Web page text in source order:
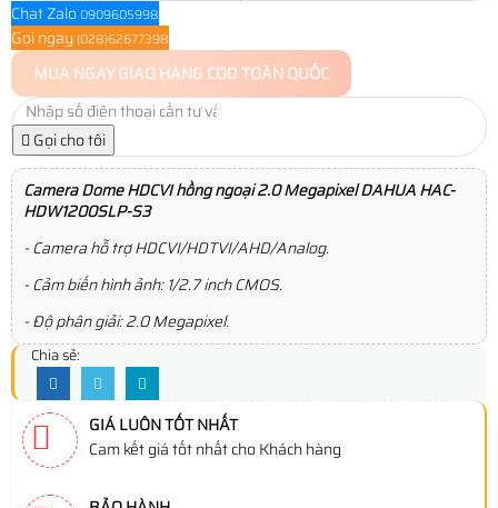
Chat Zalo 0909605998
Gọi ngay (028)62677398
MUA NGAYGIAO HÀNG COD TOÀN QUỐC
Gọi cho tôi
Camera Dome HDCVI hồng ngoại 2.0 Megapixel DAHUA HAC-
HDW1200SLP-S3
- Camera hỗ trợ HDCVI/HDTVI/AHD/Analog.
- Cảm biến hình ảnh: 1/2.7 inch CMOS.
- Độ phân giải: 2.0 Megapixel.
Chia sẻ:
GIÁ LUÔN TỐT NHẤT
Cam kết giá tốt nhất cho Khách hàng